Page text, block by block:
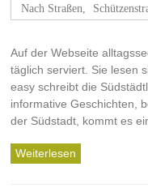
Nach Straßen
Auf der Webseite
täglich serviert. Sie lesen
easy schreibt die
informative Geschichten,
der Südstadt, kommt es
Weiterlesen